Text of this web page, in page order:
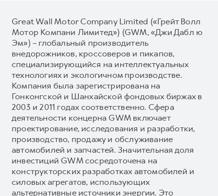
Great Wall Motor Company Limited («Грейт Волл
Мотор Компани Лимитед») (GWM, «Джи Дабл ю
Эм») – глобальный производитель
внедорожников, кроссоверов и пикапов,
специализирующийся на интеллектуальных
технологиях и экологичном производстве.
Компания была зарегистрирована на
Гонконгской и Шанхайской фондовых биржах в
2003 и 2011 годах соответственно. Сфера
деятельности концерна GWM включает
проектирование, исследования и разработки,
производство, продажу и обслуживание
автомобилей и запчастей. Значительная доля
инвестиций GWM сосредоточена на
конструкторских разработках автомобилей и
силовых агрегатов, использующих
альтернативные источники энергии. Это